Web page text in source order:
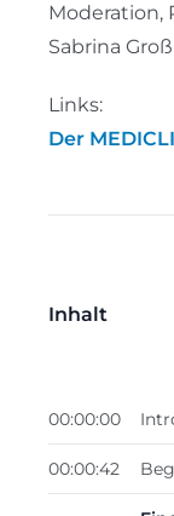
Moderation,
Sabrina
Links:
Der
Inhalt
00:00:00
00:00:42